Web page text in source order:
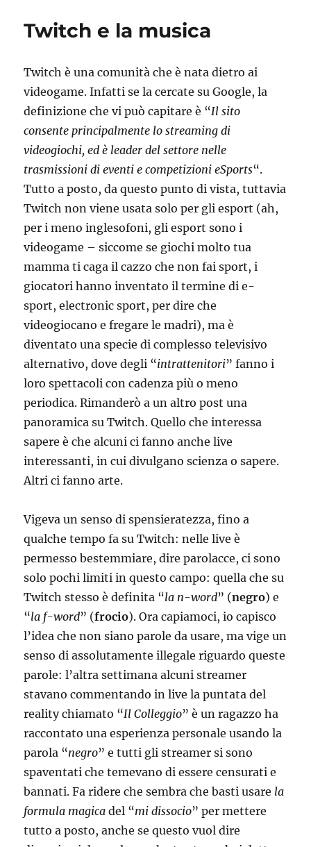
il
Twitch e la musica
Twitch è una comunità che è nata dietro ai
videogame. Infatti se la cercate su Google, la
definizione che vi può capitare è “Il sito
consente principalmente lo streaming di
videogiochi, ed è leader del settore nelle
trasmissioni di eventi e competizioni eSports“.
Tutto a posto, da questo punto di vista, tuttavia
Twitch non viene usata solo per gli esport (ah,
per i meno inglesofoni, gli esport sono i
videogame – siccome se giochi molto tua
mamma ti caga il cazzo che non fai sport, i
giocatori hanno inventato il termine di e-
sport, electronic sport, per dire che
videogiocano e fregare le madri), ma è
diventato una specie di complesso televisivo
alternativo, dove degli “intrattenitori” fanno i
loro spettacoli con cadenza più o meno
periodica. Rimanderò a un altro post una
panoramica su Twitch. Quello che interessa
sapere è che alcuni ci fanno anche live
interessanti, in cui divulgano scienza o sapere.
Altri ci fanno arte.
Vigeva un senso di spensieratezza, fino a
qualche tempo fa su Twitch: nelle live è
permesso bestemmiare, dire parolacce, ci sono
solo pochi limiti in questo campo: quella che su
Twitch stesso è definita “la n-word” (negro) e
“la f-word” (frocio). Ora capiamoci, io capisco
l’idea che non siano parole da usare, ma vige un
senso di assolutamente illegale riguardo queste
parole: l’altra settimana alcuni streamer
stavano commentando in live la puntata del
reality chiamato “Il Colleggio” è un ragazzo ha
raccontato una esperienza personale usando la
parola “negro” e tutti gli streamer si sono
spaventati che temevano di essere censurati e
bannati. Fa ridere che sembra che basti usare la
formula magica del “mi dissocio” per mettere
tutto a posto, anche se questo vuol dire